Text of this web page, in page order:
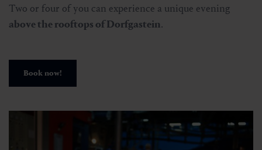
Two or four of you can experience a unique evening
above the rooftops of Dorfgastein.
Book now!